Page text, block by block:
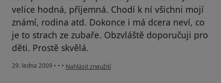
velice hodná, příjemná. Chodí k ní všichni mojí
známí, rodina atd. Dokonce i má dcera neví, co
je to strach ze zubaře. Obzvláště doporučuji pro
děti. Prostě skvělá.
29. ledna 2009 • • • podle názoru uživatele Samková
Nahlásit zneužití